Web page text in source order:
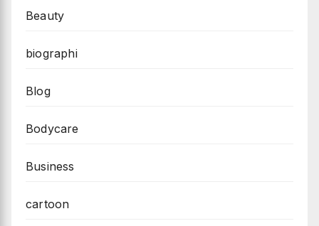
Beauty
biographi
Blog
Bodycare
Business
cartoon